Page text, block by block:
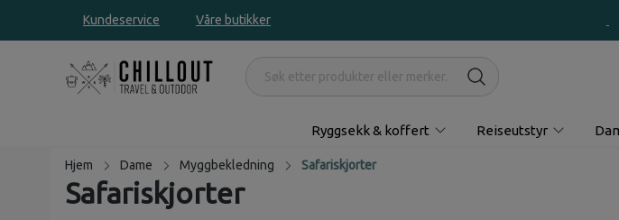
Kundeservice Våre butikker
Ryggsekk & koffert Reiseutstyr
Hjem Dame Myggbekledning Safariskjorter
Safariskjorter